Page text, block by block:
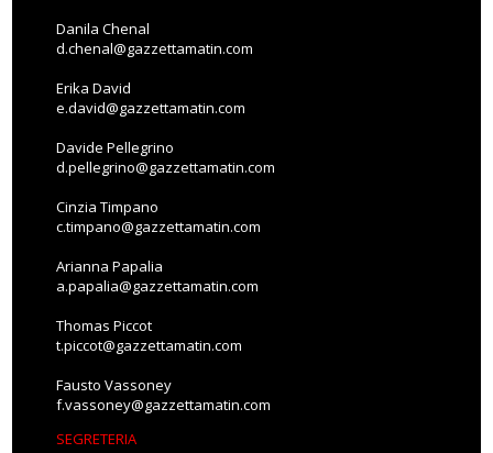
Danila Chenal
d.chenal@gazzettamatin.com
Erika David
e.david@gazzettamatin.com
Davide Pellegrino
d.pellegrino@gazzettamatin.com
Cinzia Timpano
c.timpano@gazzettamatin.com
Arianna Papalia
a.papalia@gazzettamatin.com
Thomas Piccot
t.piccot@gazzettamatin.com
Fausto Vassoney
f.vassoney@gazzettamatin.com
SEGRETERIA